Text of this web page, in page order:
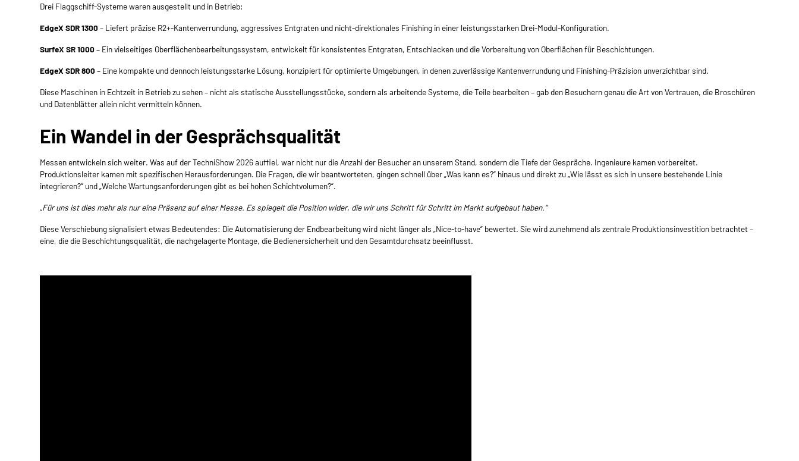
Drei Flaggschiff-Systeme waren ausgestellt und in Betrieb:
EdgeX SDR 1300– Liefert präzise R2+-Kantenverrundung, aggressives Entgraten und nicht-direktionales Finishing in einer leistungsstarken Drei-Modul-Konfiguration.
SurfeX SR 1000– Ein vielseitiges Oberflächenbearbeitungssystem, entwickelt für konsistentes Entgraten, Entschlacken und die Vorbereitung von Oberflächen für Beschichtungen.
EdgeX SDR 800– Eine kompakte und dennoch leistungsstarke Lösung, konzipiert für optimierte Umgebungen, in denen zuverlässige Kantenverrundung und Finishing-Präzision unverzichtbar sind.
Diese Maschinen in Echtzeit in Betrieb zu sehen – nicht als statische Ausstellungsstücke, sondern als arbeitende Systeme, die Teile bearbeiten – gab den Besuchern genau die Art von Vertrauen, die Broschüren
und Datenblätter allein nicht vermitteln können.
Ein Wandel in der Gesprächsqualität
Messen entwickeln sich weiter. Was auf der TechniShow 2026 auffiel, war nicht nur die Anzahl der Besucher an unserem Stand, sondern die Tiefe der Gespräche. Ingenieure kamen vorbereitet.
Produktionsleiter kamen mit spezifischen Herausforderungen. Die Fragen, die wir beantworteten, gingen schnell über „Was kann es?“ hinaus und direkt zu „Wie lässt es sich in unsere bestehende Linie
integrieren?“ und „Welche Wartungsanforderungen gibt es bei hohen Schichtvolumen?“.
„Für uns ist dies mehr als nur eine Präsenz auf einer Messe. Es spiegelt die Position wider, die wir uns Schritt für Schritt im Markt aufgebaut haben.“
Diese Verschiebung signalisiert etwas Bedeutendes: Die Automatisierung der Endbearbeitung wird nicht länger als „Nice-to-have“ bewertet. Sie wird zunehmend als zentrale Produktionsinvestition betrachtet –
eine, die die Beschichtungsqualität, die nachgelagerte Montage, die Bedienersicherheit und den Gesamtdurchsatz beeinflusst.